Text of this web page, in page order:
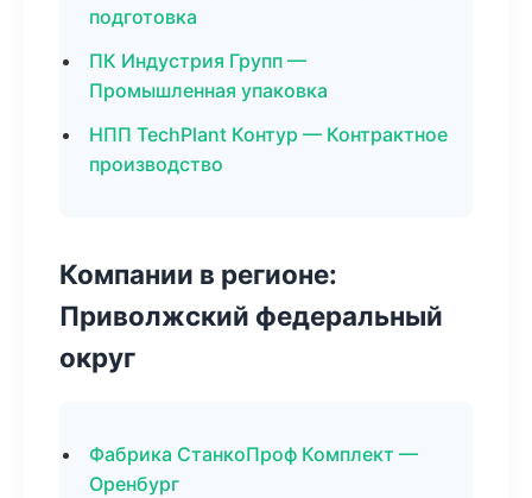
подготовка
ПК Индустрия Групп —
Промышленная упаковка
НПП TechPlant Контур — Контрактное
производство
Компании в регионе:
Приволжский федеральный
округ
Фабрика СтанкоПроф Комплект —
Оренбург